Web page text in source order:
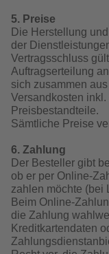
5. Preise
Die Herstellung
der
Vertragsschluss
Auftragserteilung
sich zusammen
Versandkosten
Preisbestandteile.
Sämtliche Preise
6. Zahlung
Der Besteller gibt
ob er per Online-
zahlen möchte (bei
Beim Online-
die Zahlung
Kreditkartendaten